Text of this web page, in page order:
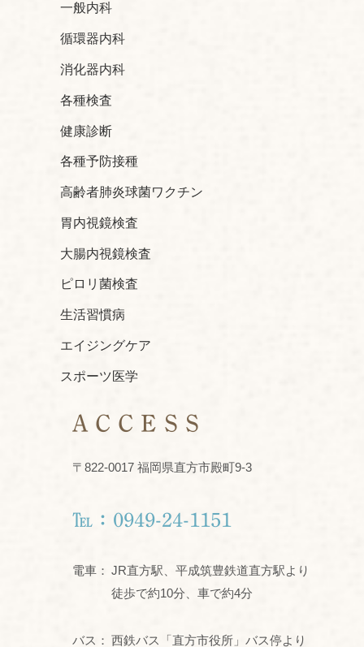
一般内科
循環器内科
消化器内科
各種検査
健康診断
各種予防接種
高齢者肺炎球菌ワクチン
胃内視鏡検査
大腸内視鏡検査
ピロリ菌検査
生活習慣病
エイジングケア
スポーツ医学
ACCESS
〒822-0017 福岡県直方市殿町9-3
℡：0949-24-1151
電車： JR直方駅、平成筑豊鉄道直方駅より
徒歩で約10分、車で約4分
バス： 西鉄バス「直方市役所」バス停より